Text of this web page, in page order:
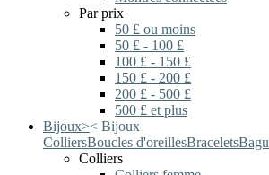
Par prix
50 £ ou moins
50 £ - 100 £
100 £ - 150 £
150 £ - 200 £
200 £ - 500 £
500 £ et plus
Bijoux>< Bijoux
ColliersBoucles d'oreillesBracelets
Colliers